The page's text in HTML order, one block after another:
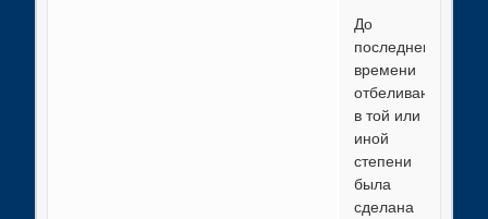
До
последнего
времени
отбеливающая
в той или
иной
степени
была
сделана